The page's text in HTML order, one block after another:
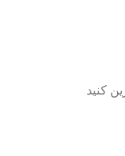
کنید